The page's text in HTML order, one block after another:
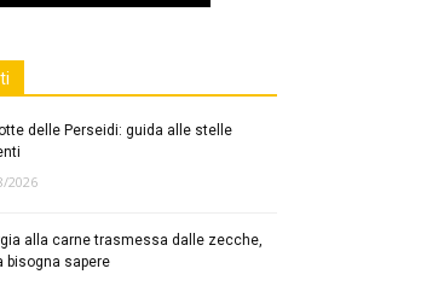
delle Perseidi: guida alle stelle
2026
alla carne trasmessa dalle zecche,
bisogna sapere